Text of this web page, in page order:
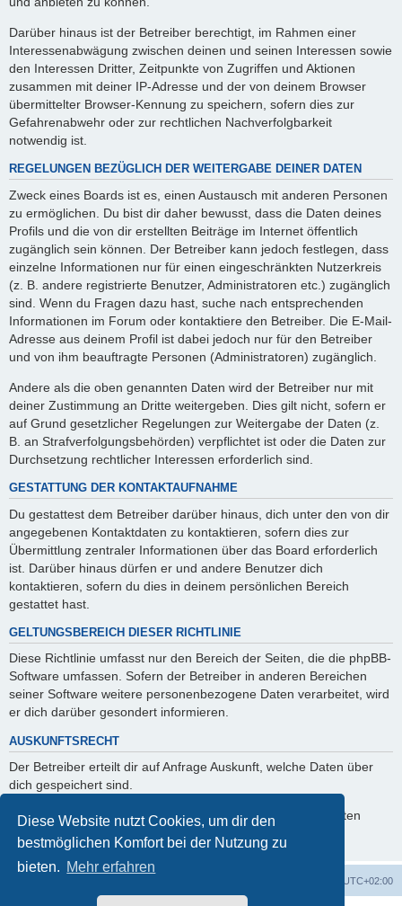
Diese Website nutzt Cookies, um dir den
bestmöglichen Komfort bei der Nutzung zu
bieten. Mehr erfahren
Darüber hinaus ist der Betreiber berechtigt, im Rahmen einer
Interessenabwägung zwischen deinen und seinen Interessen sowie
den Interessen Dritter, Zeitpunkte von Zugriffen und Aktionen
zusammen mit deiner IP-Adresse und der von deinem Browser
übermittelter Browser-Kennung zu speichern, sofern dies zur
Gefahrenabwehr oder zur rechtlichen Nachverfolgbarkeit
notwendig ist.
REGELUNGEN BEZÜGLICH DER WEITERGABE DEINER DATEN
Zweck eines Boards ist es, einen Austausch mit anderen Personen
zu ermöglichen. Du bist dir daher bewusst, dass die Daten deines
Profils und die von dir erstellten Beiträge im Internet öffentlich
zugänglich sein können. Der Betreiber kann jedoch festlegen, dass
einzelne Informationen nur für einen eingeschränkten Nutzerkreis
(z. B. andere registrierte Benutzer, Administratoren etc.) zugänglich
sind. Wenn du Fragen dazu hast, suche nach entsprechenden
Informationen im Forum oder kontaktiere den Betreiber. Die E-Mail-
Adresse aus deinem Profil ist dabei jedoch nur für den Betreiber
und von ihm beauftragte Personen (Administratoren) zugänglich.
Andere als die oben genannten Daten wird der Betreiber nur mit
deiner Zustimmung an Dritte weitergeben. Dies gilt nicht, sofern er
auf Grund gesetzlicher Regelungen zur Weitergabe der Daten (z.
B. an Strafverfolgungsbehörden) verpflichtet ist oder die Daten zur
Durchsetzung rechtlicher Interessen erforderlich sind.
GESTATTUNG DER KONTAKTAUFNAHME
Du gestattest dem Betreiber darüber hinaus, dich unter den von dir
angegebenen Kontaktdaten zu kontaktieren, sofern dies zur
Übermittlung zentraler Informationen über das Board erforderlich
ist. Darüber hinaus dürfen er und andere Benutzer dich
kontaktieren, sofern du dies in deinem persönlichen Bereich
gestattet hast.
GELTUNGSBEREICH DIESER RICHTLINIE
Diese Richtlinie umfasst nur den Bereich der Seiten, die die phpBB-
Software umfassen. Sofern der Betreiber in anderen Bereichen
seiner Software weitere personenbezogene Daten verarbeitet, wird
er dich darüber gesondert informieren.
AUSKUNFTSRECHT
Der Betreiber erteilt dir auf Anfrage Auskunft, welche Daten über
dich gespeichert sind.
Du kannst jederzeit die Löschung bzw. Sperrung deiner Daten
verlangen. Kontaktiere hierzu bitte den Betreiber.
UTC+02:00